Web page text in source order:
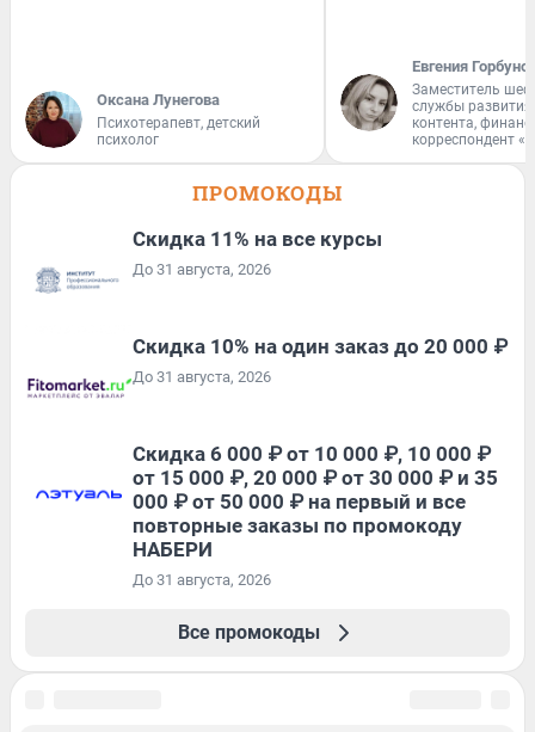
Оксана Лунегова
Психотерапевт, детский
психолог
Евгения
Заместитель
службы
контента,
корреспондент
ПРОМОКОДЫ
Скидка 11% на все курсы
До 31 августа, 2026
Скидка 10% на один заказ до 20 000 ₽
До 31 августа, 2026
Скидка 6 000 ₽ от 10 000 ₽, 10 000 ₽
от 15 000 ₽, 20 000 ₽ от 30 000 ₽ и 35
000 ₽ от 50 000 ₽ на первый и все
повторные заказы по промокоду
НАБЕРИ
До 31 августа, 2026
Все промокоды